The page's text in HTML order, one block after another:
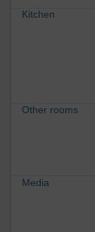
Kitchen
Other rooms
Media